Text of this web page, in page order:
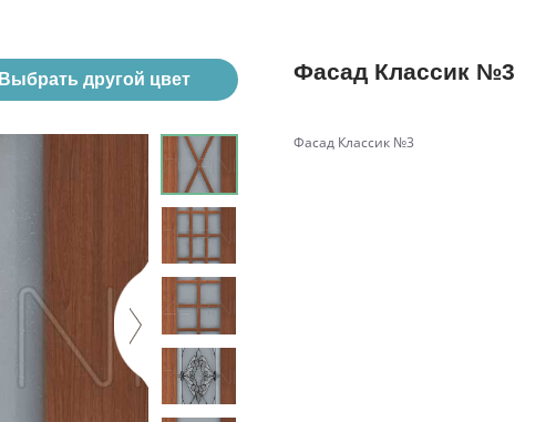
Выбрать другой цвет Фасад Классик №3
Фасад Классик №3